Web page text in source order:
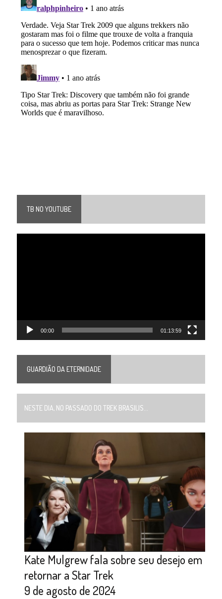
TB NO YOUTUBE
00:00 01:13:59
GUARDIÃO DA ETERNIDADE
NESTE DIA, NO PASSADO DO TREK BRASILIS...
Kate Mulgrew fala sobre seu desejo em
retornar a Star Trek
9 de agosto de 2024